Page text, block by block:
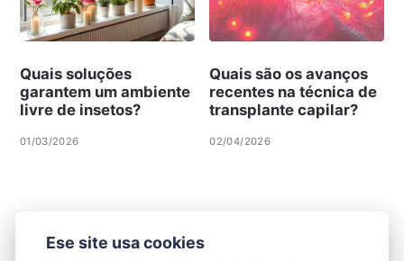
Quais soluções
garantem um ambiente
livre de insetos?
01/03/2026
Quais são os avanços
recentes na técnica de
transplante capilar?
02/04/2026
Ese site usa cookies